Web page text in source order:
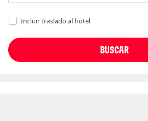
Incluir traslado al hotel